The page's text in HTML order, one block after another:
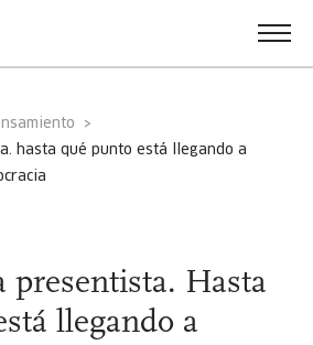
presentista. Hasta
llegando a